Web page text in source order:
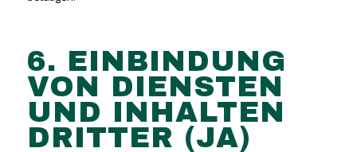
6. EINBINDUNG
VON DIENSTEN
UND INHALTEN
DRITTER (JA)